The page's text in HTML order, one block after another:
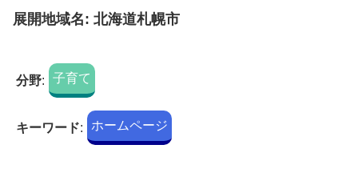
展開地域名: 北海道札幌市
分野: 子育て
キーワード: ホームページ